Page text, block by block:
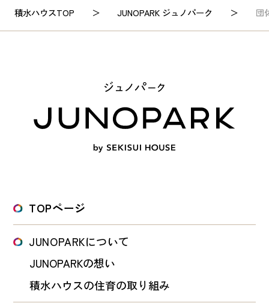
積水ハウスTOP JUNOPARK ジュノパーク 団
TOPページ
JUNOPARKについて
JUNOPARKの想い
積水ハウスの住育の取り組み